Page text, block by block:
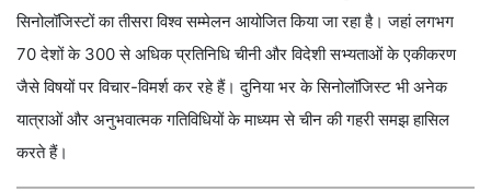
सिनोलॉजिस्टों का तीसरा विश्व सम्मेलन आयोजित किया जा रहा है। जहां लगभग
70 देशों के 300 से अधिक प्रतिनिधि चीनी और विदेशी सभ्यताओं के एकीकरण
जैसे विषयों पर विचार-विमर्श कर रहे हैं। दुनिया भर के सिनोलॉजिस्ट भी अनेक
यात्राओं और अनुभवात्मक गतिविधियों के माध्यम से चीन की गहरी समझ हासिल
करते हैं।